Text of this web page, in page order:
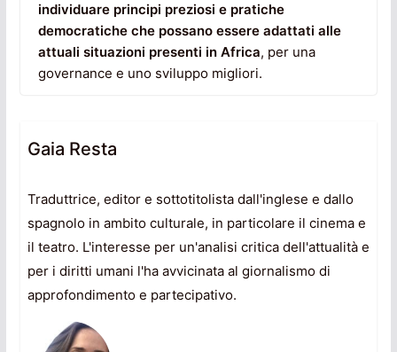
individuare principi preziosi e pratiche
democratiche che possano essere adattati alle
attuali situazioni presenti in Africa, per una
governance e uno sviluppo migliori.
Gaia Resta
Traduttrice, editor e sottotitolista dall'inglese e dallo
spagnolo in ambito culturale, in particolare il cinema e
il teatro. L'interesse per un'analisi critica dell'attualità e
per i diritti umani l'ha avvicinata al giornalismo di
approfondimento e partecipativo.